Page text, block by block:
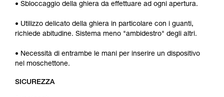
• Sbloccaggio della ghiera da effettuare ad ogni apertura.
• Utilizzo delicato della ghiera in particolare con i guanti,
richiede abitudine. Sistema meno "ambidestro" degli altri.
• Necessità di entrambe le mani per inserire un dispositivo
nel moschettone.
SICUREZZA